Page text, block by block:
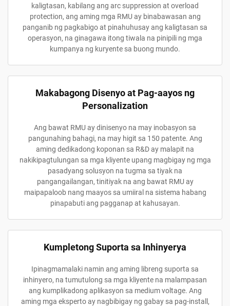
kaligtasan, kabilang ang arc suppression at overload
protection, ang aming mga RMU ay binabawasan ang
panganib ng pagkabigo at pinahuhusay ang kaligtasan sa
operasyon, na ginagawa itong tiwala na pinipili ng mga
kumpanya ng kuryente sa buong mundo.
Makabagong Disenyo at Pag-aayos ng
Personalization
Ang bawat RMU ay dinisenyo na may inobasyon sa
pangunahing bahagi, na may higit sa 150 patente. Ang
aming dedikadong koponan sa R&D ay malapit na
nakikipagtulungan sa mga kliyente upang magbigay ng mga
pasadyang solusyon na tugma sa tiyak na
pangangailangan, tinitiyak na ang bawat RMU ay
maipapaloob nang maayos sa umiiral na sistema habang
pinapabuti ang pagganap at kahusayan.
Kumpletong Suporta sa Inhinyerya
Ipinagmamalaki namin ang aming libreng suporta sa
inhinyero, na tumutulong sa mga kliyente na malampasan
ang kumplikadong aplikasyon sa medium voltage. Ang
aming mga eksperto ay nagbibigay ng gabay sa pag-install,